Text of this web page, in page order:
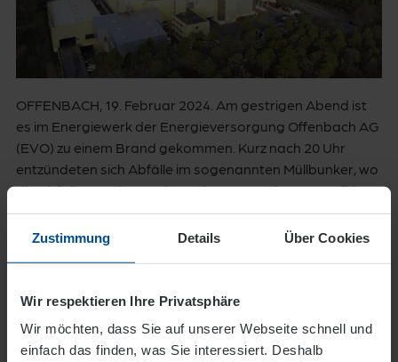
Zustimmung Details Über Cookies
Wir respektieren Ihre Privatsphäre
Wir möchten, dass Sie auf unserer Webseite schnell und
einfach das finden, was Sie interessiert. Deshalb
OFFENBACH, 19. Februar 2024. Am gestrigen Abend ist
es im Energiewerk der Energieversorgung Offenbach AG
(EVO) zu einem Brand gekommen. Kurz nach 20 Uhr
entzündeten sich Abfälle im sogenannten Müllbunker, wo
die Abfälle aus der Region gelagert werden. Daraufhin
wurden die betriebseigenen Löschanlagen aktiviert.
Die Feuerwehr wurde alarmiert, die mit mehreren
wurden nicht verletzt. Über die Höhe des Schadens liegen